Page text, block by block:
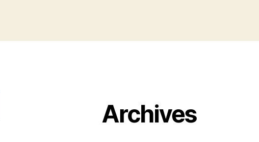
Archives